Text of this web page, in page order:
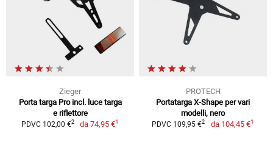
Zieger
Porta targa Pro incl. luce targa
e riflettore
PDVC 102,00 €2 da74,95 €1
PROTECH
Portatarga X-Shape per vari
modelli, nero
PDVC 109,95 €2 da 104,45 €1